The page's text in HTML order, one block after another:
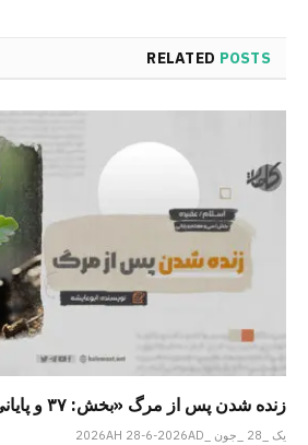
RELATED POSTS
زنده شدن پس از مرگ «بخش: ۳۷ و پایانی»
یک _28 _جون _2026AH 28-6-2026AD